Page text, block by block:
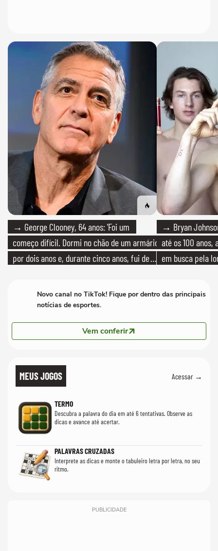
→ George Clooney, 64 anos: 'Foi um
começo difícil. Dormi no chão de um armário
por dois anos e, durante cinco anos, fui de
→ Bryan
até os 100
em busca pela
Novo canal no TikTok! Fique por dentro das principais
notícias de esportes.
Vem conferir
MEUS JOGOS Acessar →
TERMO
Descubra a palavra do dia em até 6 tentativas. Observe as
dicas e avance até acertar.
PALAVRAS CRUZADAS
Interprete as dicas e monte o tabuleiro letra por letra, no seu
ritmo.
PUBLICIDADE